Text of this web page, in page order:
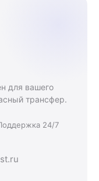
для вашего
трансфер.
24/7